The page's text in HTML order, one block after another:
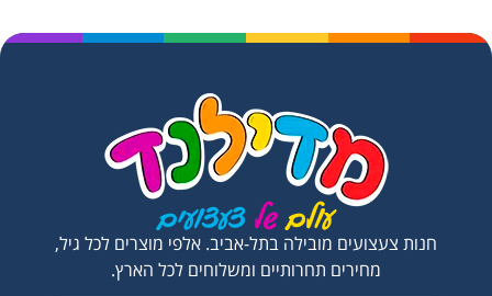
חנות צעצועים מובילה בתל-אביב. אלפי מוצרים לכל גיל,
מחירים תחרותיים ומשלוחים לכל הארץ.